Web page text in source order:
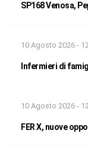
SP168 Venosa,
10 Agosto 2026 -
Infermieri di
10 Agosto 2026 -
FER X, nuove